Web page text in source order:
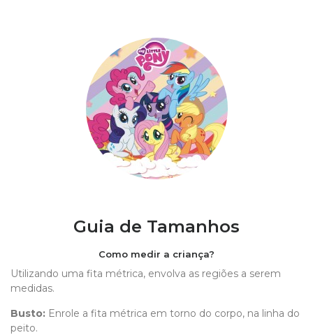
Guia de Tamanhos
Como medir a criança?
Utilizando uma fita métrica, envolva as regiões a serem
medidas.
Busto: Enrole a fita métrica em torno do corpo, na linha do
peito.